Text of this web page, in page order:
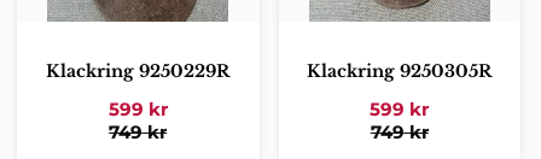
Klackring 9250229R
599 kr
749kr
Klackring 9250305R
599 kr
749kr